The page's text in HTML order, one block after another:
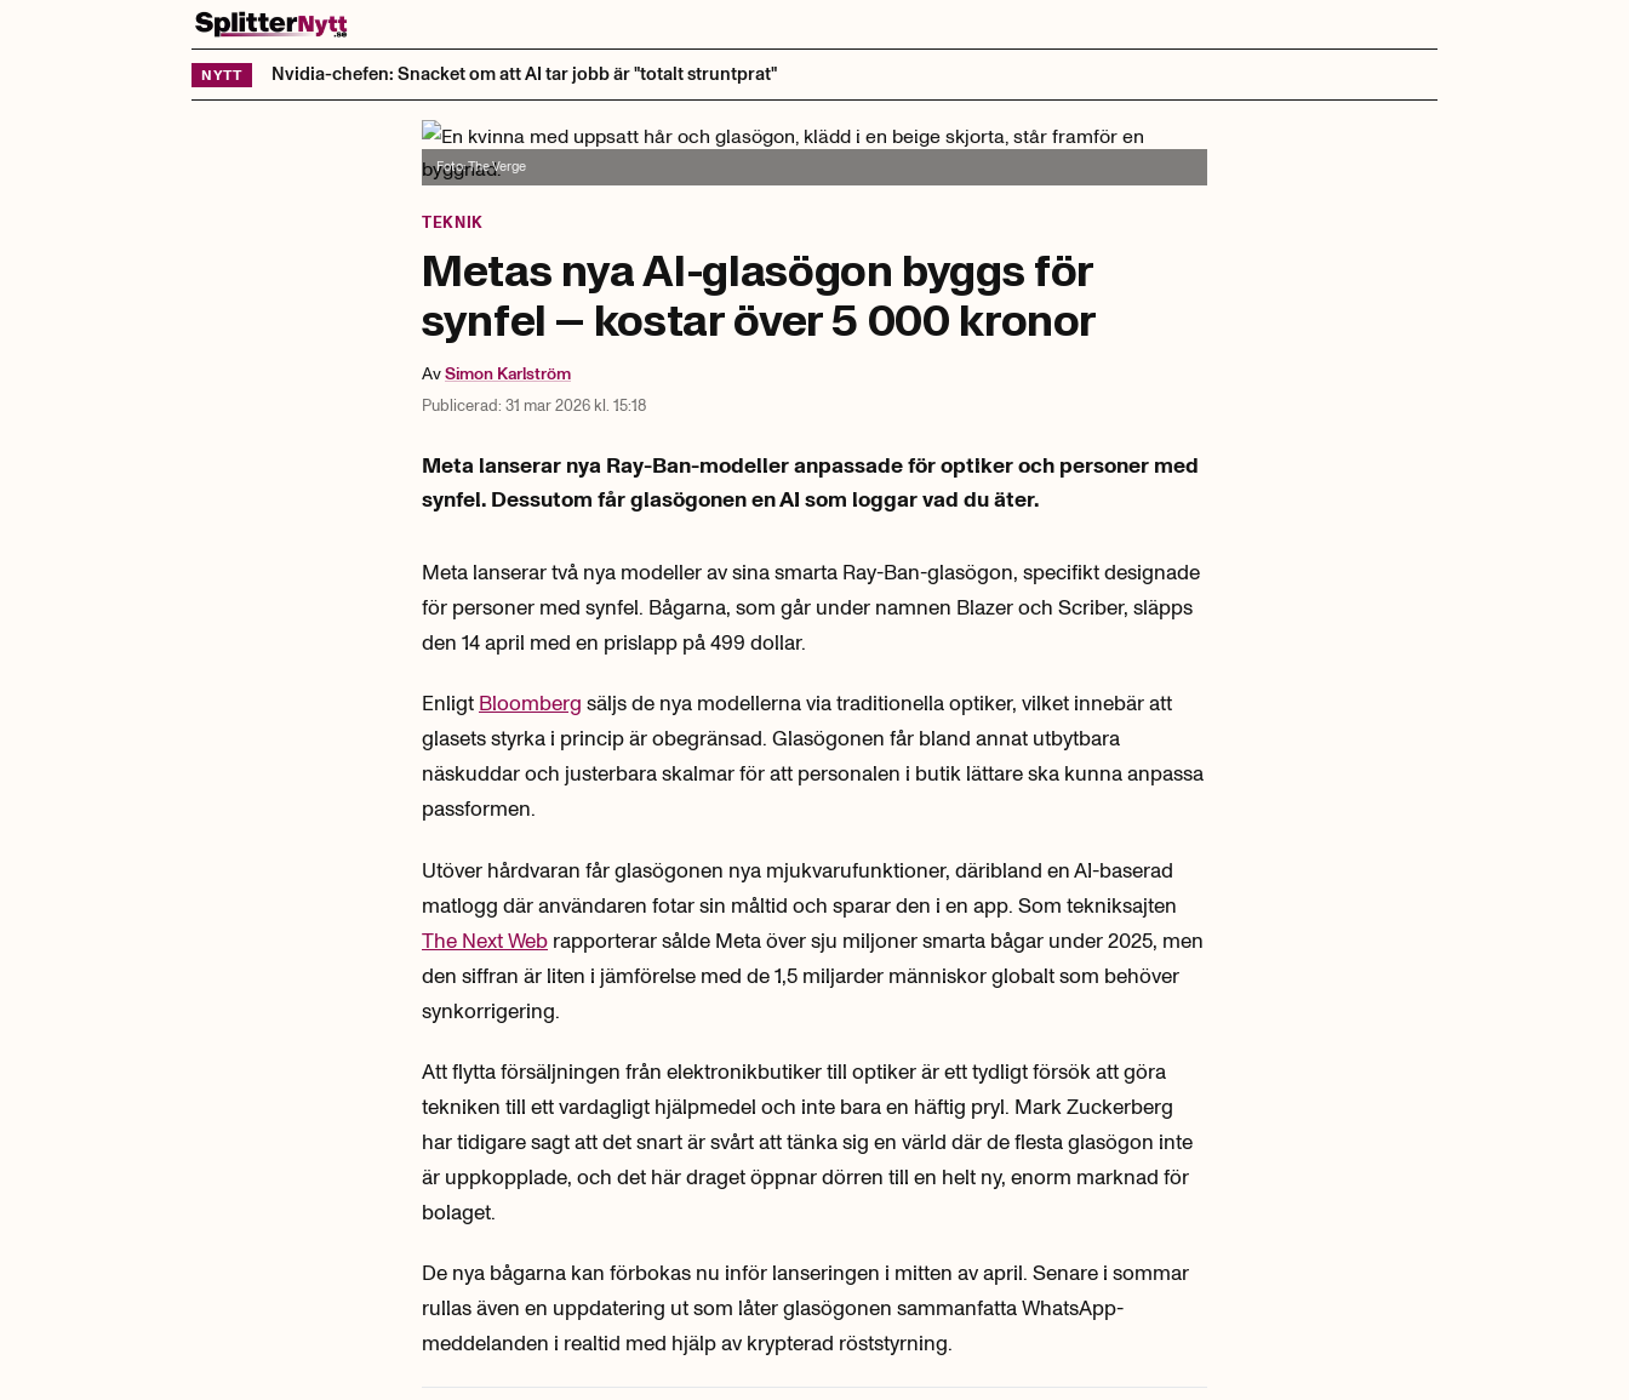
NYTT Nvidia-chefen: Snacket om att AI tar jobb är "totalt struntprat"
Foto:The Verge
TEKNIK
Metas nya AI-glasögon byggs för
synfel – kostar över 5 000 kronor
AvSimon Karlström
Publicerad: 31 mar 2026 kl. 15:18
Meta lanserar nya Ray-Ban-modeller anpassade för optiker och personer med
synfel. Dessutom får glasögonen en AI som loggar vad du äter.
Meta lanserar två nya modeller av sina smarta Ray-Ban-glasögon, specifikt designade
för personer med synfel. Bågarna, som går under namnen Blazer och Scriber, släpps
den 14 april med en prislapp på 499 dollar.
Enligt Bloomberg säljs de nya modellerna via traditionella optiker, vilket innebär att
glasets styrka i princip är obegränsad. Glasögonen får bland annat utbytbara
näskuddar och justerbara skalmar för att personalen i butik lättare ska kunna anpassa
passformen.
Utöver hårdvaran får glasögonen nya mjukvarufunktioner, däribland en AI-baserad
matlogg där användaren fotar sin måltid och sparar den i en app. Som tekniksajten
The Next Web rapporterar sålde Meta över sju miljoner smarta bågar under 2025, men
den siffran är liten i jämförelse med de 1,5 miljarder människor globalt som behöver
synkorrigering.
Att flytta försäljningen från elektronikbutiker till optiker är ett tydligt försök att göra
tekniken till ett vardagligt hjälpmedel och inte bara en häftig pryl. Mark Zuckerberg
har tidigare sagt att det snart är svårt att tänka sig en värld där de flesta glasögon inte
är uppkopplade, och det här draget öppnar dörren till en helt ny, enorm marknad för
bolaget.
De nya bågarna kan förbokas nu inför lanseringen i mitten av april. Senare i sommar
rullas även en uppdatering ut som låter glasögonen sammanfatta WhatsApp-
meddelanden i realtid med hjälp av krypterad röststyrning.